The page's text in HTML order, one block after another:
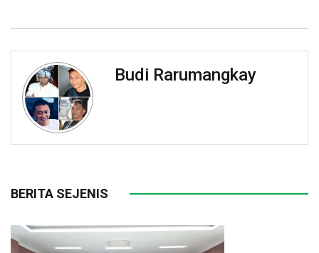
Budi Rarumangkay
BERITA SEJENIS